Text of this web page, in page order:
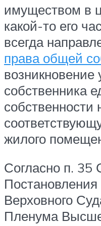
имуществом в
какой-то его
всегда
права общей
собственника
собственности
жилого
Согласно п. 35
Верховного
Пленума